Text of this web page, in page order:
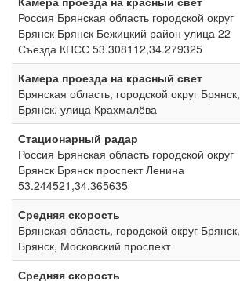
Россия Брянская область городской округ
Брянск Брянск Бежицкий район улица 22
Съезда КПСС 53.308112,34.279325
Камера проезда на красный свет
Брянская область, городской округ Брянск,
Брянск, улица Крахмалёва
Стационарный радар
Россия Брянская область городской округ
Брянск Брянск проспект Ленина
53.244521,34.365635
Средняя скорость
Брянская область, городской округ Брянск,
Брянск, Московский проспект
Средняя скорость